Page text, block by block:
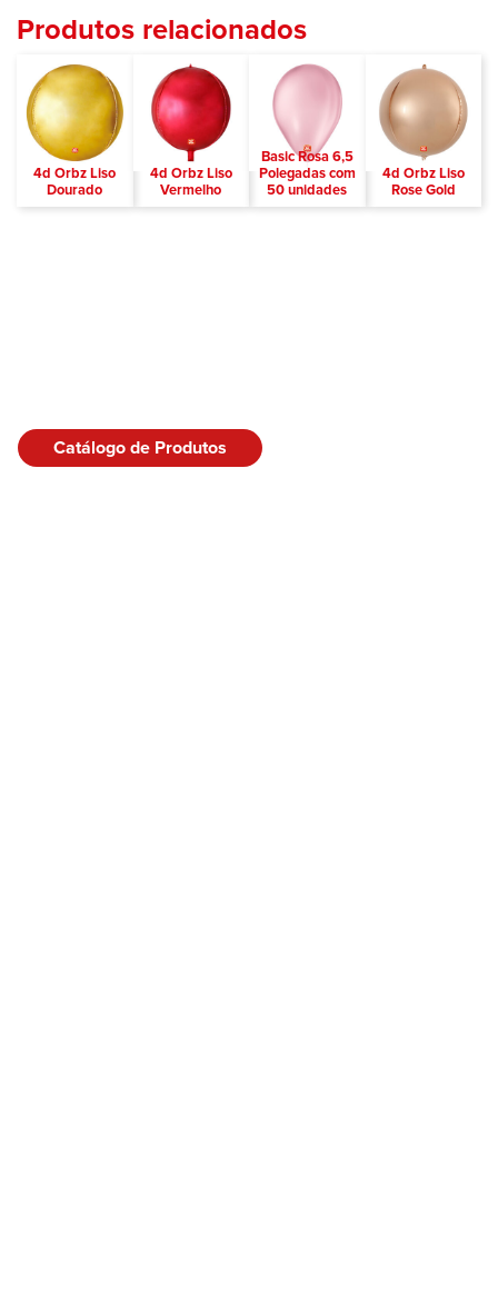
Produtos relacionados
4d Orbz Liso
Dourado
4d Orbz Liso
Vermelho
Basic Rosa 6,5
Polegadas com
50 unidades
4d Orbz Liso
Rose Gold
Catálogo de Produtos